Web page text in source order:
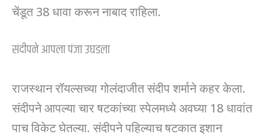
चेंडूत 38 धावा करून नाबाद राहिला.
संदीपने आपला पंजा उघडला
राजस्थान रॉयल्सच्या गोलंदाजीत संदीप शर्माने कहर केला.
संदीपने आपल्या चार षटकांच्या स्पेलमध्ये अवघ्या 18 धावांत
पाच विकेट घेतल्या. संदीपने पहिल्याच षटकात इशान